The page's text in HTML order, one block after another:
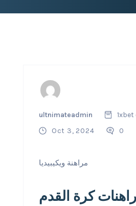
ultnimateadmin
Oct 3, 2024
0
مراهنة ويكيبيديا
كرة القدم